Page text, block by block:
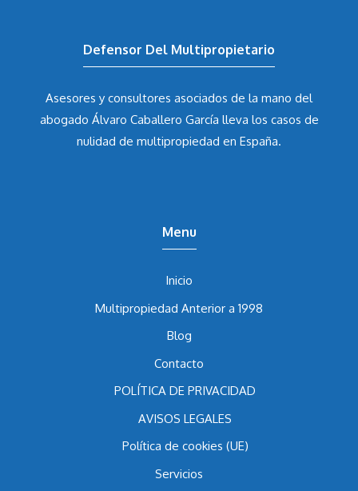
Asesores y consultores asociados de la mano del
abogado Álvaro Caballero Garcíalleva los casos de
Inicio
Multipropiedad Anterior a 1998
Blog
Contacto
POLÍTICA DE PRIVACIDAD
AVISOS LEGALES
Política de cookies (UE)